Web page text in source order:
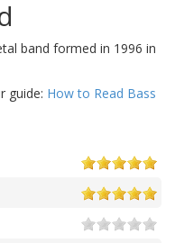
band formed in 1996 in
guide: How to Read Bass